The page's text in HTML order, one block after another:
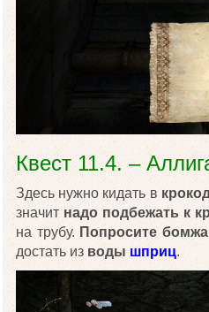
Квест 11.4. –
Здесь нужно кидать в
значит надо подбежать к
на трубу. Попросите
достать из воды шприц.